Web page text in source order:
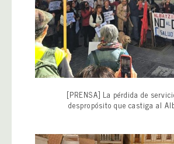
[PRENSA] La pérdida de
despropósito que castiga al